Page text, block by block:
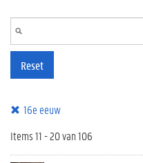
Reset
16e eeuw
Items 11 - 20 van 106